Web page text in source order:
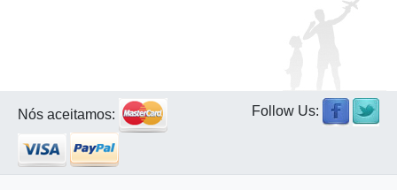
Nós aceitamos: Follow Us: